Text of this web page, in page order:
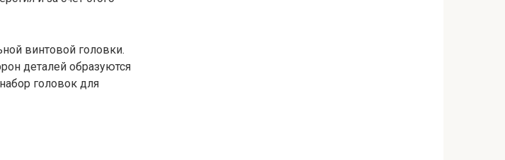
винтовой головки.
деталей образуются
головок для